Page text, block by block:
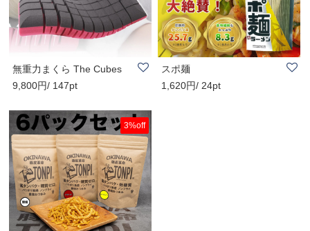
無重力まくら The Cubes
9,800円/ 147pt
スポ麺
1,620円/ 24pt
3%off